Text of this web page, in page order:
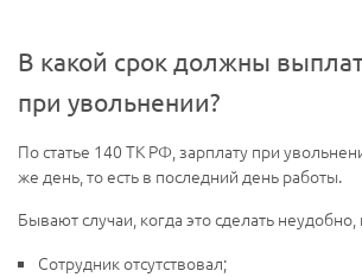
В какой срок должны
при увольнении?
По статье 140 ТК РФ, зарплату при
же день, то есть в последний день работы.
Бывают случаи, когда это сделать
Сотрудник отсутствовал;